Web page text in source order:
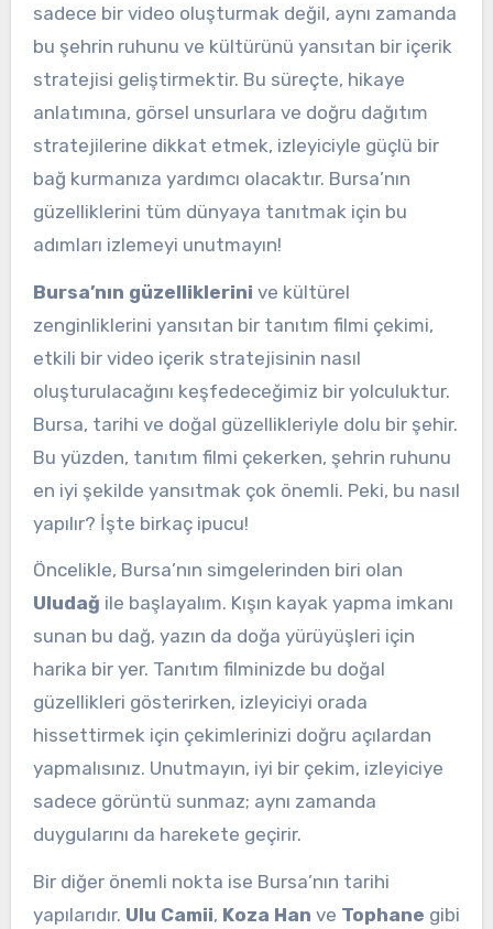
sadece bir video oluşturmak değil, aynı zamanda
bu şehrin ruhunu ve kültürünü yansıtan bir içerik
stratejisi geliştirmektir. Bu süreçte, hikaye
anlatımına, görsel unsurlara ve doğru dağıtım
stratejilerine dikkat etmek, izleyiciyle güçlü bir
bağ kurmanıza yardımcı olacaktır. Bursa’nın
güzelliklerini tüm dünyaya tanıtmak için bu
adımları izlemeyi unutmayın!
Bursa’nın güzelliklerini ve kültürel
zenginliklerini yansıtan bir tanıtım filmi çekimi,
etkili bir video içerik stratejisinin nasıl
oluşturulacağını keşfedeceğimiz bir yolculuktur.
Bursa, tarihi ve doğal güzellikleriyle dolu bir şehir.
Bu yüzden, tanıtım filmi çekerken, şehrin ruhunu
en iyi şekilde yansıtmak çok önemli. Peki, bu nasıl
yapılır? İşte birkaç ipucu!
Öncelikle, Bursa’nın simgelerinden biri olan
Uludağ ile başlayalım. Kışın kayak yapma imkanı
sunan bu dağ, yazın da doğa yürüyüşleri için
harika bir yer. Tanıtım filminizde bu doğal
güzellikleri gösterirken, izleyiciyi orada
hissettirmek için çekimlerinizi doğru açılardan
yapmalısınız. Unutmayın, iyi bir çekim, izleyiciye
sadece görüntü sunmaz; aynı zamanda
duygularını da harekete geçirir.
Bir diğer önemli nokta ise Bursa’nın tarihi
yapılarıdır. Ulu Camii, Koza Han ve Tophane gibi